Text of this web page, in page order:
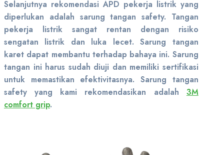
Selanjutnya rekomendasi APD pekerja listrik yang
diperlukan adalah sarung tangan safety. Tangan
pekerja listrik sangat rentan dengan risiko
sengatan listrik dan luka lecet. Sarung tangan
karet dapat membantu terhadap bahaya ini. Sarung
tangan ini harus sudah diuji dan memiliki sertifikasi
untuk memastikan efektivitasnya. Sarung tangan
safety yang kami rekomendasikan adalah 3M
comfort grip.